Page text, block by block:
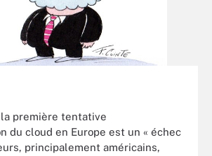
première tentative
du cloud en Europe est un « échec
principalement américains,